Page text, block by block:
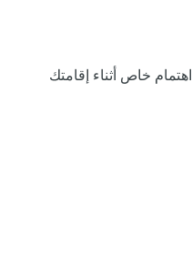
اهتمام خاص أثناء إقامتك